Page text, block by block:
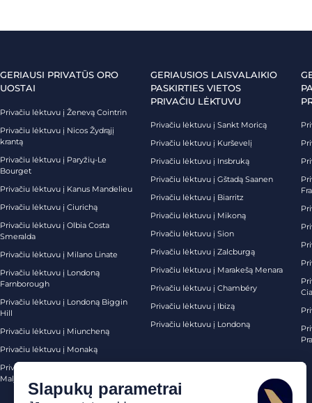
GERIAUSI PRIVATŪS ORO
UOSTAI
Privačiu lėktuvu į Ženevą Cointrin
Privačiu lėktuvu į Nicos Žydrąjį
krantą
Privačiu lėktuvu į Paryžių-Le
Bourget
Privačiu lėktuvu į Kanus Mandelieu
Privačiu lėktuvu į Ciurichą
Privačiu lėktuvu į Olbia Costa
Smeralda
Privačiu lėktuvu į Milano Linate
Privačiu lėktuvu į Londoną
Farnborough
Privačiu lėktuvu į Londoną Biggin
Hill
Privačiu lėktuvu į Miuncheną
Privačiu lėktuvu į Monaką
Privačiu lėktuvu į Palma de
Maljorką
GERIAUSIOS LAISVALAIKIO
PASKIRTIES VIETOS
PRIVAČIU LĖKTUVU
Privačiu lėktuvu į Sankt Moricą
Privačiu lėktuvu į Kurševelį
Privačiu lėktuvu į Insbruką
Privačiu lėktuvu į Gštadą Saanen
Privačiu lėktuvu į Biarritz
Privačiu lėktuvu į Mikoną
Privačiu lėktuvu į Sion
Privačiu lėktuvu į Zalcburgą
Privačiu lėktuvu į Marakešą Menara
Privačiu lėktuvu į Chambéry
Privačiu lėktuvu į Ibizą
Privačiu lėktuvu į Londoną